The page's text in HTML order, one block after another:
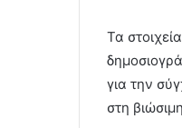
Τα
για την
στη